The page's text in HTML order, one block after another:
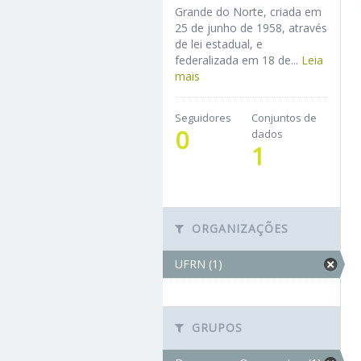
Grande do Norte, criada em
25 de junho de 1958, através
de lei estadual, e
federalizada em 18 de... Leia
mais
Seguidores
0
Conjuntos de
dados
1
ORGANIZAÇÕES
UFRN (1)
GRUPOS